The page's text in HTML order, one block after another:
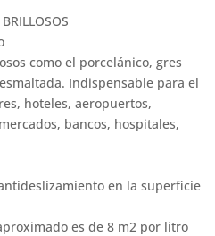
como el porcelánico, gres
Indispensable para el
hoteles, aeropuertos,
bancos, hospitales,
en la superficie
es de 8 m2 por litro